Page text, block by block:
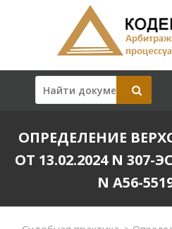
ОПРЕДЕЛЕНИЕ
ОТ 13.02.2024 N 307-
N А56-